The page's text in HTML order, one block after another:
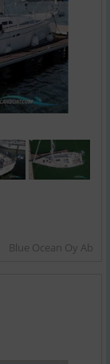
Blue Ocean Oy Ab